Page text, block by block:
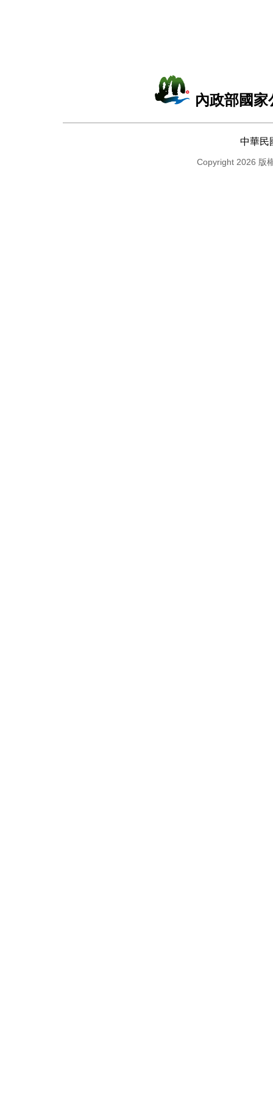
內政部國
中華民
Copyright 2026 版